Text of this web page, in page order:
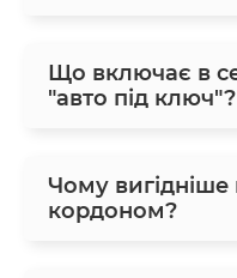
Що включає в
"авто під ключ"?
Чому вигідніше
кордоном?